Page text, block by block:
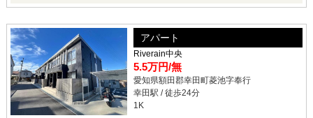
アパート
Riverain中央
5.5万円/無
愛知県額田郡幸田町菱池字奉行
幸田駅 / 徒歩24分
1K